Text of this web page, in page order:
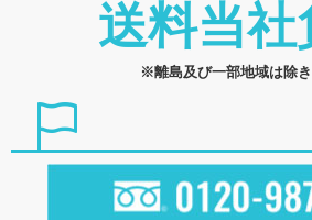
送料当社
※離島及び一部地域は除き